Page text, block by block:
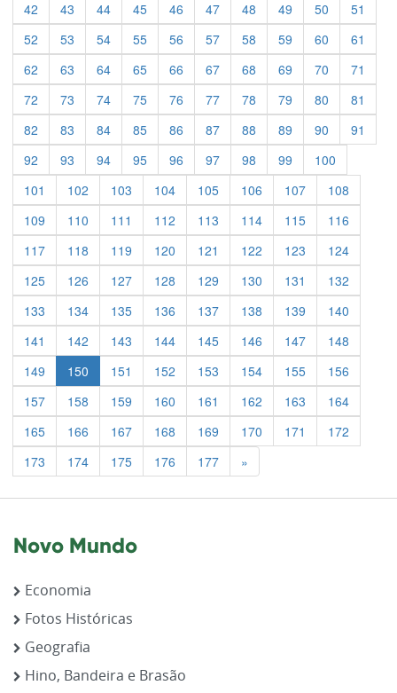
42 43 44 45 46 47 48 49 50
51
52
53 54 55 56 57 58 59 60
61
62
63 64 65 66 67 68 69 70
71
72
73 74 75 76 77 78 79 80
81
82
83 84 85 86 87 88 89 90
91
92
93 94 95 96 97 98 99
100
101
102 103 104 105 106 107
108
109
110 111 112 113 114 115
116
117
118 119 120 121 122 123
124
125
126 127 128 129 130 131
132
133
134 135 136 137 138 139
140
141
142 143 144 145 146 147
148
149
150 151 152 153 154 155
156
157
158 159 160 161 162 163
164
165
166 167 168 169 170 171
172
173
174 175 176 177 »
Novo Mundo
Economia
Fotos Históricas
Geografia
Hino, Bandeira e Brasão